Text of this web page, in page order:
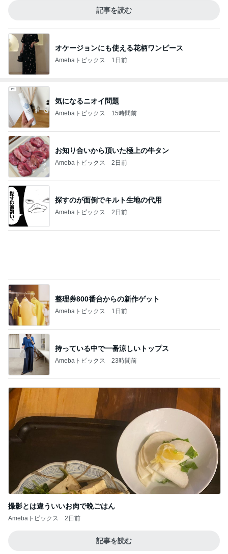
記事を読む
オケージョンにも使える花柄ワンピース
Amebaトピックス 1日前
気になるニオイ問題
Amebaトピックス 15時間前
お知り合いから頂いた極上の牛タン
Amebaトピックス 2日前
探すのが面倒でキルト生地の代用
Amebaトピックス 2日前
持っている中で一番涼しいトップス
Amebaトピックス 23時間前
Amebaトピックス 2日前
記事を読む
Amebaトピックス 1日前